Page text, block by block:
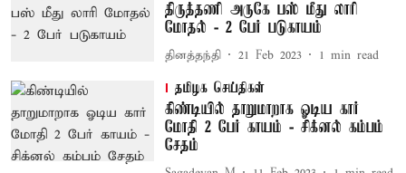
திருத்தணி அருகே பஸ் மீது லாரி
மோதல் - 2 பேர் படுகாயம்
தினத்தந்தி 21 Feb 2023 1 min read
தமிழக செய்திகள்
கிண்டியில் தாறுமாறாக ஓடிய கார்
மோதி 2 பேர் காயம் - சிக்னல் கம்பம்
சேதம்